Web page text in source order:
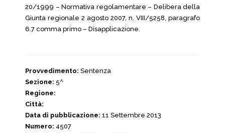
20/1999 – Normativa regolamentare – Delibera della
Giunta regionale 2 agosto 2007, n. VIII/5258, paragrafo
6.7 comma primo – Disapplicazione.
Provvedimento: Sentenza
Sezione: 5^
Regione:
Città:
Data di pubblicazione: 11 Settembre 2013
Numero: 4507